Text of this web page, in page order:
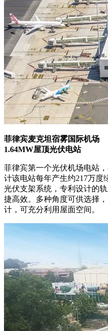
菲律宾麦克坦宿雾国际机场
1.64MW屋顶光伏电站
菲律宾第一个光伏机场电站
计该电站每年产生约217万度
光伏支架系统，专利设计的
捷高效。多种角度可供选择
计，可充分利用屋面空间。